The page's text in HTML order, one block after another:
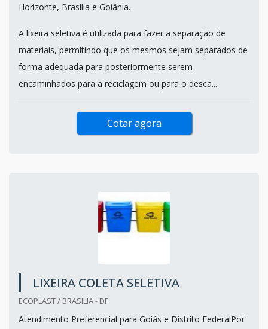
Horizonte, Brasília e Goiânia.
A lixeira seletiva é utilizada para fazer a separação de
materiais, permitindo que os mesmos sejam separados de
forma adequada para posteriormente serem
encaminhados para a reciclagem ou para o desca...
Cotar agora
LIXEIRA COLETA SELETIVA
ECOPLAST / BRASILIA - DF
Atendimento Preferencial para Goiás e Distrito FederalPor